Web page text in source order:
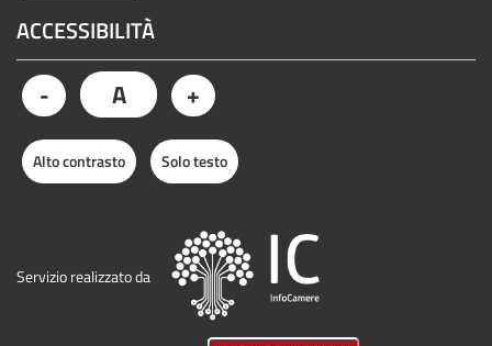
ACCESSIBILITÀ
- A +
Alto contrasto Solo testo
Servizio realizzato da